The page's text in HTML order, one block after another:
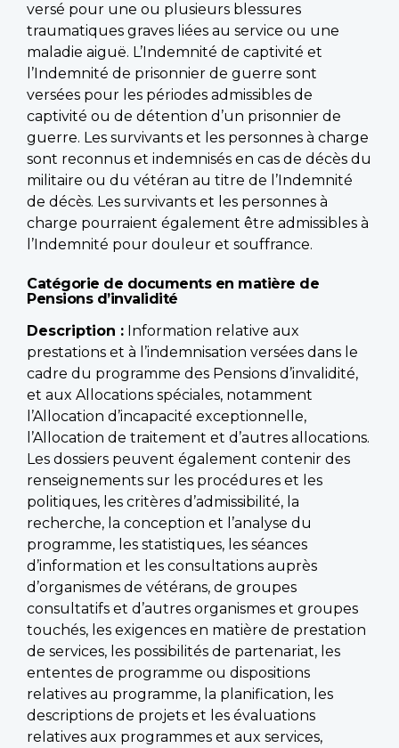
versé pour une ou plusieurs blessures
traumatiques graves liées au service ou une
maladie aiguë. L’Indemnité de captivité et
l’Indemnité de prisonnier de guerre sont
versées pour les périodes admissibles de
captivité ou de détention d’un prisonnier de
guerre. Les survivants et les personnes à charge
sont reconnus et indemnisés en cas de décès du
militaire ou du vétéran au titre de l’Indemnité
de décès. Les survivants et les personnes à
charge pourraient également être admissibles à
l’Indemnité pour douleur et souffrance.
Catégorie de documents en matière de
Pensions d’invalidité
Description : Information relative aux
prestations et à l’indemnisation versées dans le
cadre du programme des Pensions d’invalidité,
et aux Allocations spéciales, notamment
l’Allocation d’incapacité exceptionnelle,
l’Allocation de traitement et d’autres allocations.
Les dossiers peuvent également contenir des
renseignements sur les procédures et les
politiques, les critères d’admissibilité, la
recherche, la conception et l’analyse du
programme, les statistiques, les séances
d’information et les consultations auprès
d’organismes de vétérans, de groupes
consultatifs et d’autres organismes et groupes
touchés, les exigences en matière de prestation
de services, les possibilités de partenariat, les
ententes de programme ou dispositions
relatives au programme, la planification, les
descriptions de projets et les évaluations
relatives aux programmes et aux services,